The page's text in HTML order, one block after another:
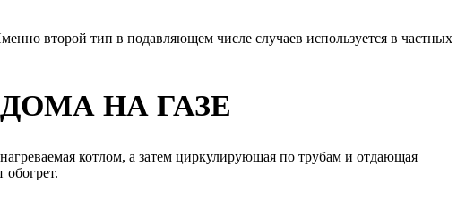
второй тип в подавляющем числе случаев используется в частных
НА ГАЗЕ
котлом, а затем циркулирующая по трубам и отдающая
обогрет.